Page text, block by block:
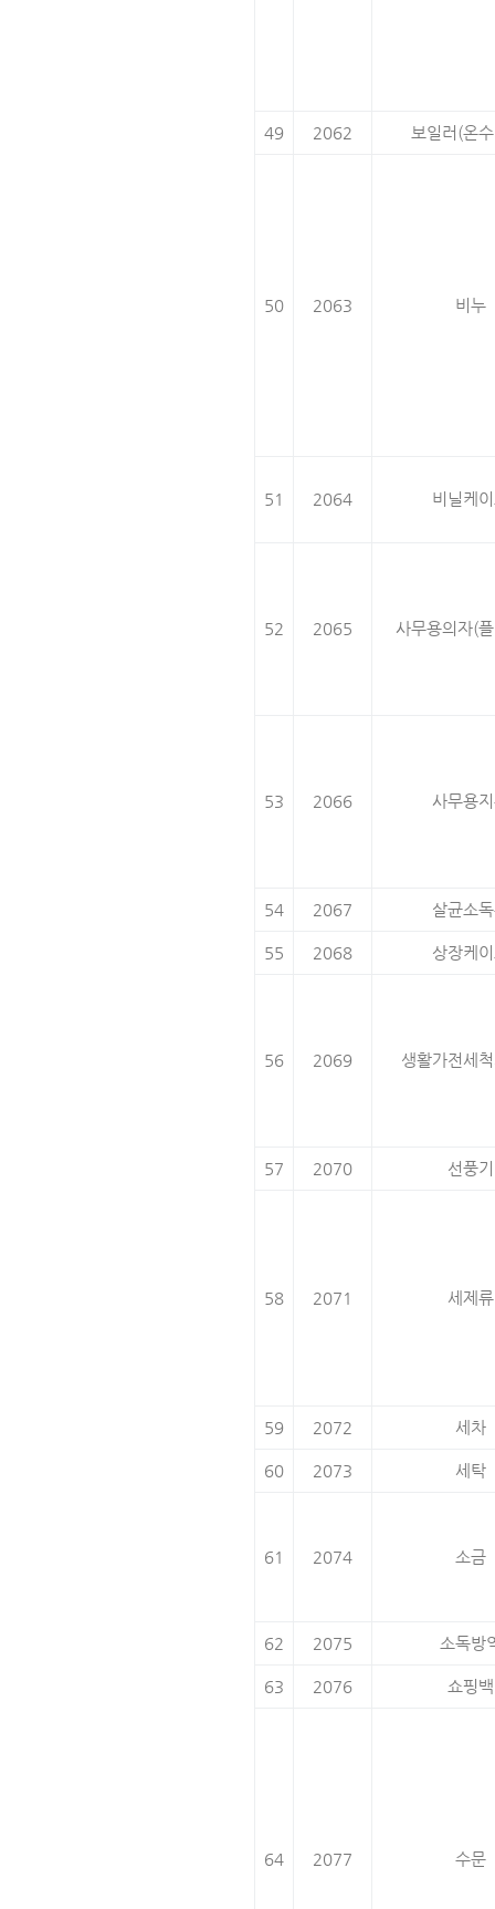
49 2062 보일러(온
50 2063 비누
51 2064 비닐케
52 2065 사무용의자(
53 2066 사무용
54 2067 살균소
55 2068 상장케
56 2069 생활가전세
57 2070 선풍기
58 2071 세제류
59 2072 세차
60 2073 세탁
61 2074 소금
62 2075 소독방
63 2076 쇼핑백
64 2077 수문